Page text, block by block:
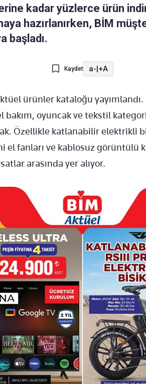
kadar yüzlerce ürün
hazırlanırken, BİM
başladı.
Kaydet a-|+A
ürünler kataloğu
bakım, oyuncak ve tekstil
Özellikle katlanabilir elektrikli
el fanları ve kablosuz görüntülü
arasında yer alıyor.